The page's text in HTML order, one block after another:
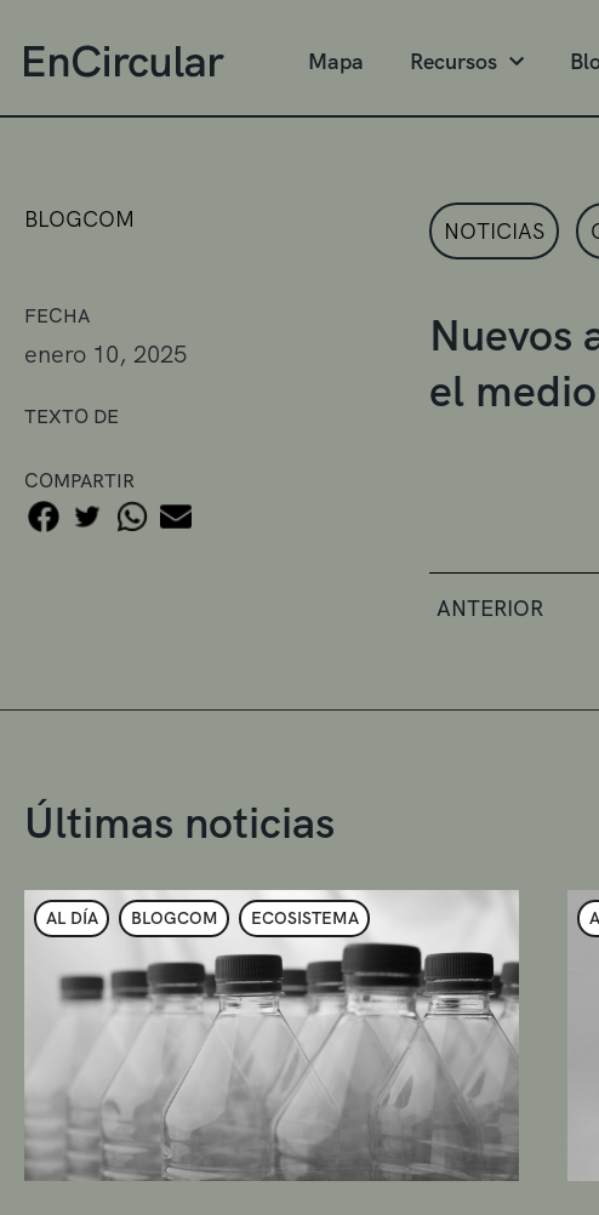
Mapa Recursos
BLOGCOM
FECHA
enero 10, 2025
TEXTO DE
COMPARTIR
NOTICIAS
Nuevos
el
ANTERIOR
Últimas noticias
AL DÍA BLOGCOM ECOSISTEMA